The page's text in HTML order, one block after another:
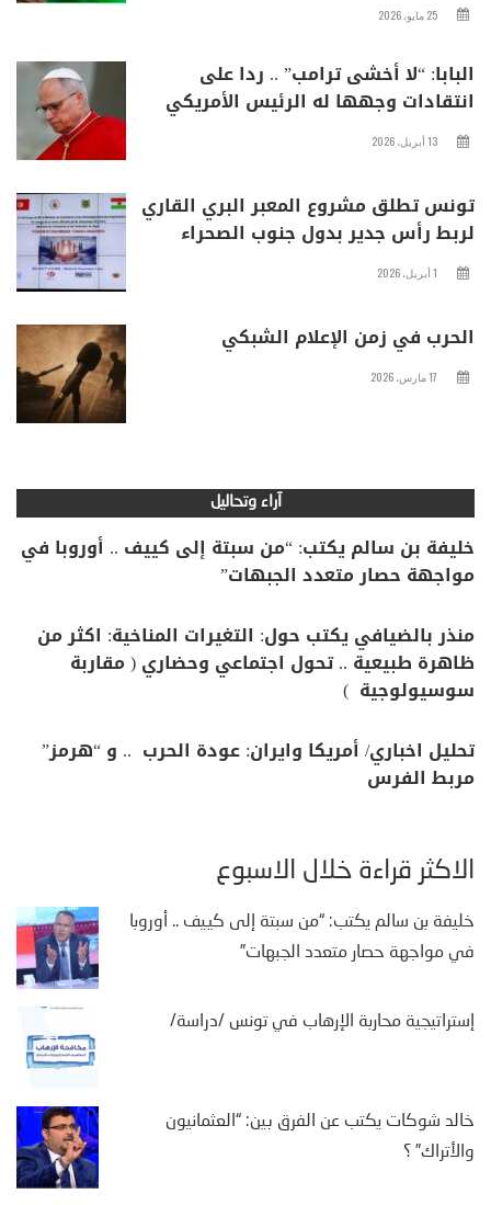
25 مايو، 2026
البابا: “لا أخشى ترامب” .. ردا على
انتقادات وجهها له الرئيس الأمريكي
13 أبريل، 2026
تونس تطلق مشروع المعبر البري القاري
لربط رأس جدير بدول جنوب الصحراء
1 أبريل، 2026
الحرب في زمن الإعلام الشبكي
17 مارس، 2026
آراء وتحاليل
خليفة بن سالم يكتب: “من سبتة إلى كييف .. أوروبا في
مواجهة حصار متعدد الجبهات”
منذر بالضيافي يكتب حول: التغيرات المناخية: اكثر من
ظاهرة طبيعية .. تحول اجتماعي وحضاري ( مقاربة
سوسيولوجية )
تحليل اخباري/ أمريكا وايران: عودة الحرب .. و “هرمز”
مربط الفرس
الأكثر قراءة خلال الأسبوع
خليفة بن سالم يكتب: “من سبتة إلى كييف .. أوروبا
في مواجهة حصار متعدد الجبهات”
إستراتيجية محاربة الإرهاب في تونس /دراسة/
خالد شوكات يكتب عن الفرق بين: “العثمانيون
والأتراك” ؟